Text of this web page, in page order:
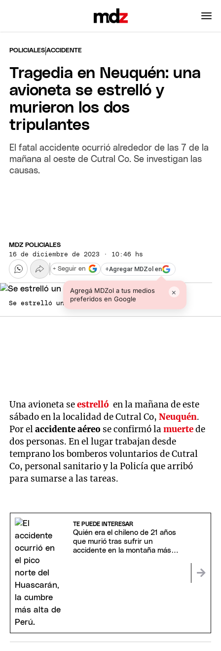
POLICIALES |ACCIDENTE
Tragedia en Neuquén: una
avioneta se estrelló y
murieron los dos
tripulantes
El fatal accidente ocurrió alrededor de las 7 de la
mañana al oeste de Cutral Co. Se investigan las
causas.
MDZ POLICIALES
16 de diciembre de 2023 · 10:46 hs
+Agregar MDZol en
Agregá MDZol a tus medios
preferidos en Google
×
+ Seguir en
Se estrelló un avioneta en Neuquén Foto: NA
Una avioneta seestrelló en la mañana de este
sábado en la localidad de Cutral Co, Neuquén.
Por elaccidente aéreo se confirmó lamuertede
dos personas. En el lugar trabajan desde
temprano los bomberos voluntarios de Cutral
Co, personal sanitario y la Policía que arribó
para sumarse a las tareas.
TE PUEDE INTERESAR
Quién era el chileno de 21 años
que murió tras sufrir un
accidente en la montaña más